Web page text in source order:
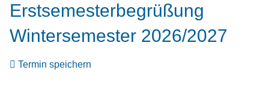
Erstsemesterbegrüßung
Wintersemester 2026/2027
Termin speichern